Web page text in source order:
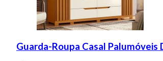
Guarda-Roupa Casal